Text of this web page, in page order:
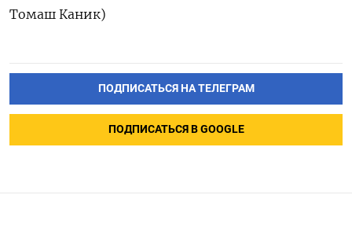
Томаш Каник)
ПОДПИСАТЬСЯ НА ТЕЛЕГРАМ
ПОДПИСАТЬСЯ В GOOGLE